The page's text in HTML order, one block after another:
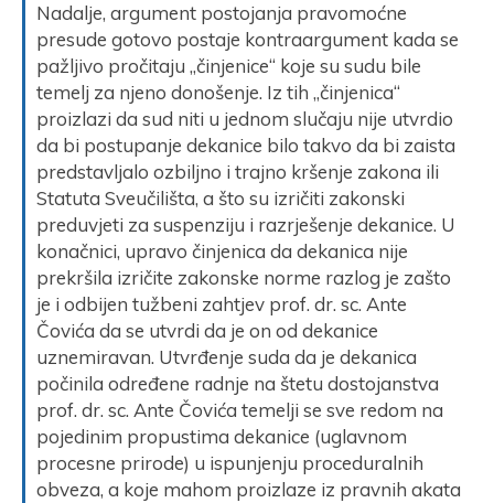
Nadalje, argument postojanja pravomoćne
presude gotovo postaje kontraargument kada se
pažljivo pročitaju „činjenice“ koje su sudu bile
temelj za njeno donošenje. Iz tih „činjenica“
proizlazi da sud niti u jednom slučaju nije utvrdio
da bi postupanje dekanice bilo takvo da bi zaista
predstavljalo ozbiljno i trajno kršenje zakona ili
Statuta Sveučilišta, a što su izričiti zakonski
preduvjeti za suspenziju i razrješenje dekanice. U
konačnici, upravo činjenica da dekanica nije
prekršila izričite zakonske norme razlog je zašto
je i odbijen tužbeni zahtjev prof. dr. sc. Ante
Čovića da se utvrdi da je on od dekanice
uznemiravan. Utvrđenje suda da je dekanica
počinila određene radnje na štetu dostojanstva
prof. dr. sc. Ante Čovića temelji se sve redom na
pojedinim propustima dekanice (uglavnom
procesne prirode) u ispunjenju proceduralnih
obveza, a koje mahom proizlaze iz pravnih akata